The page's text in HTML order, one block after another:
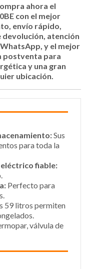
ahora el
con el mejor
envío rápido,
devolución, atención
y el mejor
postventa para
y una gran
ubicación.
Sus
para toda la
fiable:
Perfecto para
59 litros permiten
válvula de